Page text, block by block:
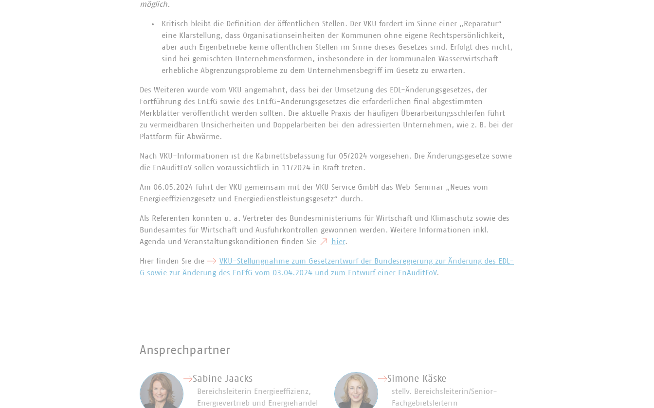
möglich.
Kritisch bleibt die Definition der öffentlichen Stellen. Der VKU fordert im Sinne einer „Reparatur“
eine Klarstellung, dass Organisationseinheiten der Kommunen ohne eigene Rechtspersönlichkeit,
aber auch Eigenbetriebe keine öffentlichen Stellen im Sinne dieses Gesetzes sind. Erfolgt dies nicht,
sind bei gemischten Unternehmensformen, insbesondere in der kommunalen Wasserwirtschaft
erhebliche Abgrenzungsprobleme zu dem Unternehmensbegriff im Gesetz zu erwarten.
Des Weiteren wurde vom VKU angemahnt, dass bei der Umsetzung des EDL-Änderungsgesetzes, der
Fortführung des EnEfG sowie des EnEfG-Änderungsgesetzes die erforderlichen final abgestimmten
Merkblätter veröffentlicht werden sollten. Die aktuelle Praxis der häufigen Überarbeitungsschleifen führt
zu vermeidbaren Unsicherheiten und Doppelarbeiten bei den adressierten Unternehmen, wie z. B. bei der
Plattform für Abwärme.
Nach VKU-Informationen ist die Kabinettsbefassung für 05/2024 vorgesehen. Die Änderungsgesetze sowie
die EnAuditFoV sollen voraussichtlich in 11/2024 in Kraft treten.
Am 06.05.2024 führt der VKU gemeinsam mit der VKU Service GmbH das Web-Seminar „Neues vom
Energieeffizienzgesetz und Energiedienstleistungsgesetz“ durch.
Als Referenten konnten u. a. Vertreter des Bundesministeriums für Wirtschaft und Klimaschutz sowie des
Bundesamtes für Wirtschaft und Ausfuhrkontrollen gewonnen werden. Weitere Informationen inkl.
Agenda und Veranstaltungskonditionen finden Sie
hier.
Hier finden Sie die
VKU-Stellungnahme zum Gesetzentwurf der Bundesregierung zur Änderung des EDL-
G sowie zur Änderung des EnEfG vom 03.04.2024 und zum Entwurf einer EnAuditFoV.
Ansprechpartner
Sabine Jaacks
Bereichsleiterin Energieeffizienz,
Energievertrieb und Energiehandel
Simone Käske
stellv. Bereichsleiterin/Senior-
Fachgebietsleiterin